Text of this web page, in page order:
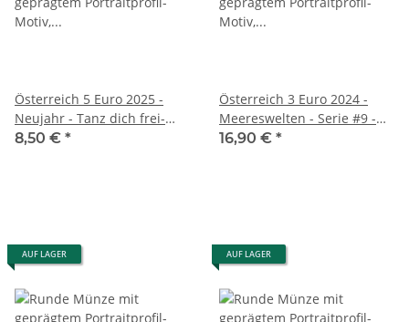
Österreich 5 Euro 2025 -
Neujahr - Tanz dich frei-
unc.
8,50 € *
Österreich 3 Euro 2024 -
Meereswelten - Serie #9 -
Stechrochen
16,90 € *
AUF LAGER AUF LAGER